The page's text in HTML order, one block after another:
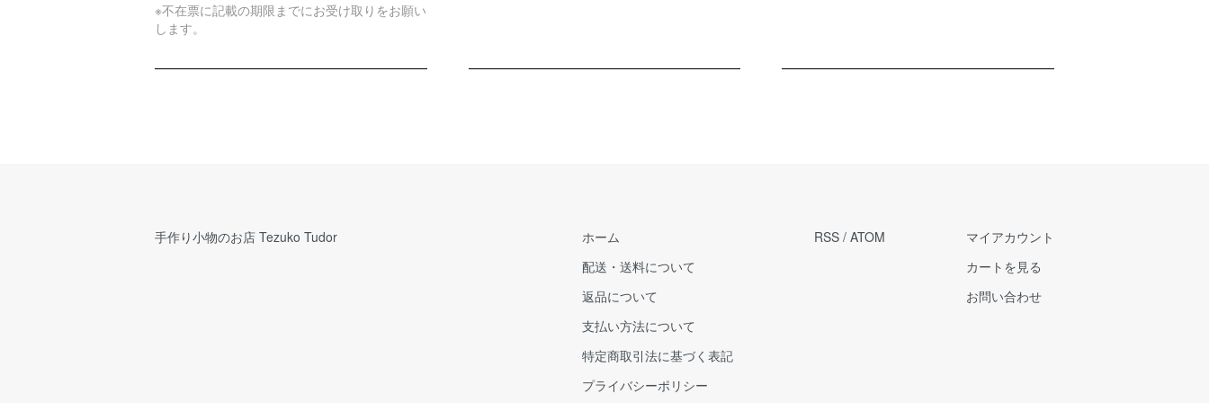
※不在票に記載の期限までにお受け取りをお願い
します。
手作り小物のお店 Tezuko Tudor
ホーム
配送・送料について
返品について
支払い方法について
特定商取引法に基づく表記
プライバシーポリシー
RSS / ATOM
マイアカウント
カートを見る
お問い合わせ